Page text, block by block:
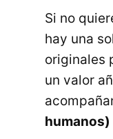
Si no
hay una
originales
un valor